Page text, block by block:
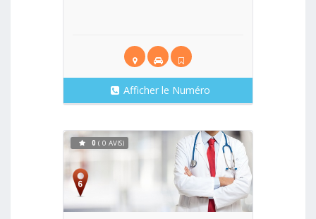
Afficher le Numéro
Voir
0 ( 0 AVIS)